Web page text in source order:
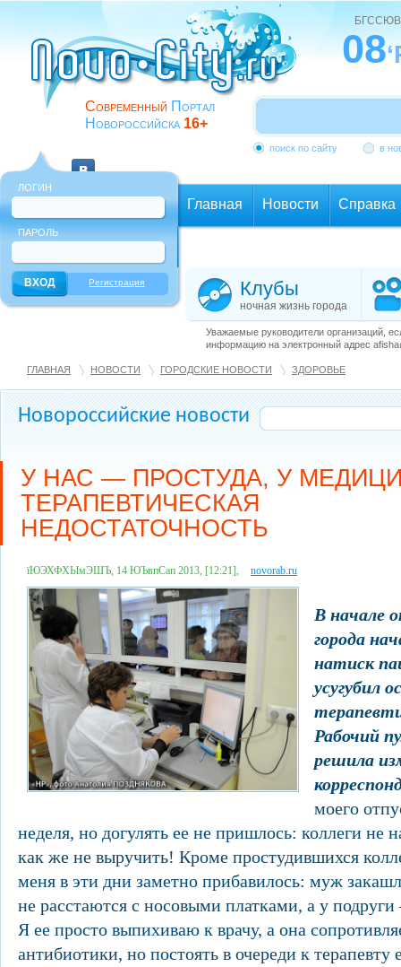
Современный Портал
Новороссийска 16+
08
поиск по сайту в
ЛОГИН
ПАРОЛЬ
Регистрация
Главная Новости Справка
Клубы
ночная жизнь города
Уважаемые руководители организаций,
информацию на электронный адрес
ГЛАВНАЯ НОВОСТИ ГОРОДСКИЕ НОВОСТИ ЗДОРОВЬЕ
Новороссийские новости
У НАС — ПРОСТУДА, У
ТЕРАПЕВТИЧЕСКАЯ
НЕДОСТАТОЧНОСТЬ
їЮЭХФХЫмЭШЪ, 14 ЮЪвпСап 2013, [12:21], novorab.ru
В начале
города
натиск
усугубил
Рабочий
решила
моего
неделя, но догулять ее не пришлось: коллеги не
как же не выручить! Кроме простудившихся
меня в эти дни заметно прибавилось: муж
не расстаются с носовыми платками, а у
Я ее просто выпихиваю к врачу, а она
антибиотики, но постоять в очереди к терапевту